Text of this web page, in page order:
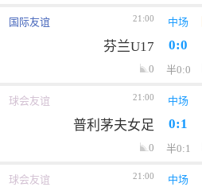
国际友谊 21:00 中场
芬兰U17 0:0
0 半0:0
球会友谊 21:00 中场
普利茅夫女足 0:1
0 半0:1
球会友谊 21:00 中场